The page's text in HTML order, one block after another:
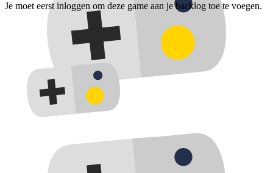
Je moet eerst inloggen om deze game aan je backlog toe te voegen.